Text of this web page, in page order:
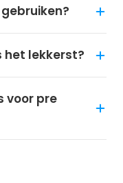
het lekkerst?
voor pre